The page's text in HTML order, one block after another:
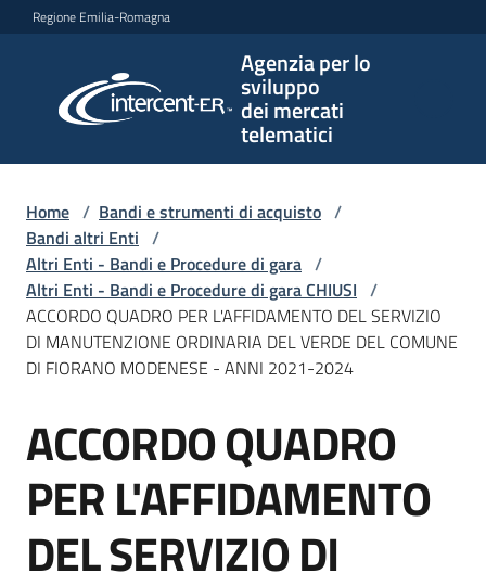
Vai al contenuto
Vai alla navigazione
Vai al footer
Regione Emilia-Romagna
Agenzia per lo
sviluppo
dei mercati
telematici
per lo
sviluppo
telematici
L'Agenzia
e
strumenti
acquisto
Home / Bandi e strumenti di acquisto /
Bandi altri Enti /
Altri Enti - Bandi e Procedure di gara /
Altri Enti - Bandi e Procedure di gara CHIUSI /
ACCORDO QUADRO PER L'AFFIDAMENTO DEL SERVIZIO
DI MANUTENZIONE ORDINARIA DEL VERDE DEL COMUNE
DI FIORANO MODENESE - ANNI 2021-2024
Salta al contenuto
ACCORDO QUADRO
PER L'AFFIDAMENTO
DEL SERVIZIO DI